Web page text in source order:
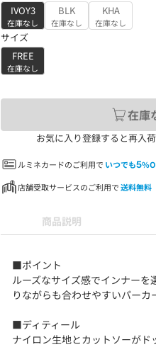
IVOY3
在庫なし
BLK
在庫なし
KHA
在庫なし
サイズ
FREE
在庫なし
在庫
お気に入り登録すると再入
ルミネカードのご利用で いつでも5
店舗受取サービスのご利用で送料無料
商品説明
■ポイント
ルーズなサイズ感でインナーを
りながらも合わせやすいパーカ
■ディティール
ナイロン生地とカットソーが